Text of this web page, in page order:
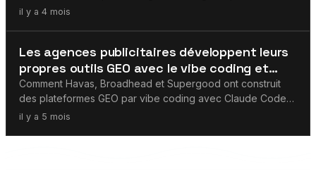
l'adoption de l'IA en entreprise.
il y a 4 mois
GEO / AEO
Les agences publicitaires développent leurs
propres outils GEO avec le vibe coding et
Claude Code
Comment Havas, Broadhead et Supergood ont construit
des plateformes GEO par vibe coding avec Claude Code
en une soirée — ce que cela signifie.
il y a 5 mois